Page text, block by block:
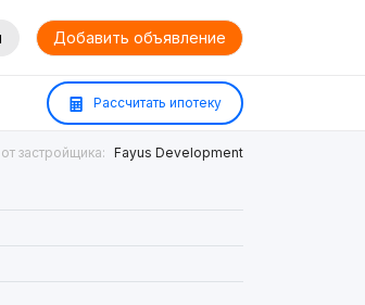
Добавить объявление
Рассчитать ипотеку
застройщика: Fayus Development